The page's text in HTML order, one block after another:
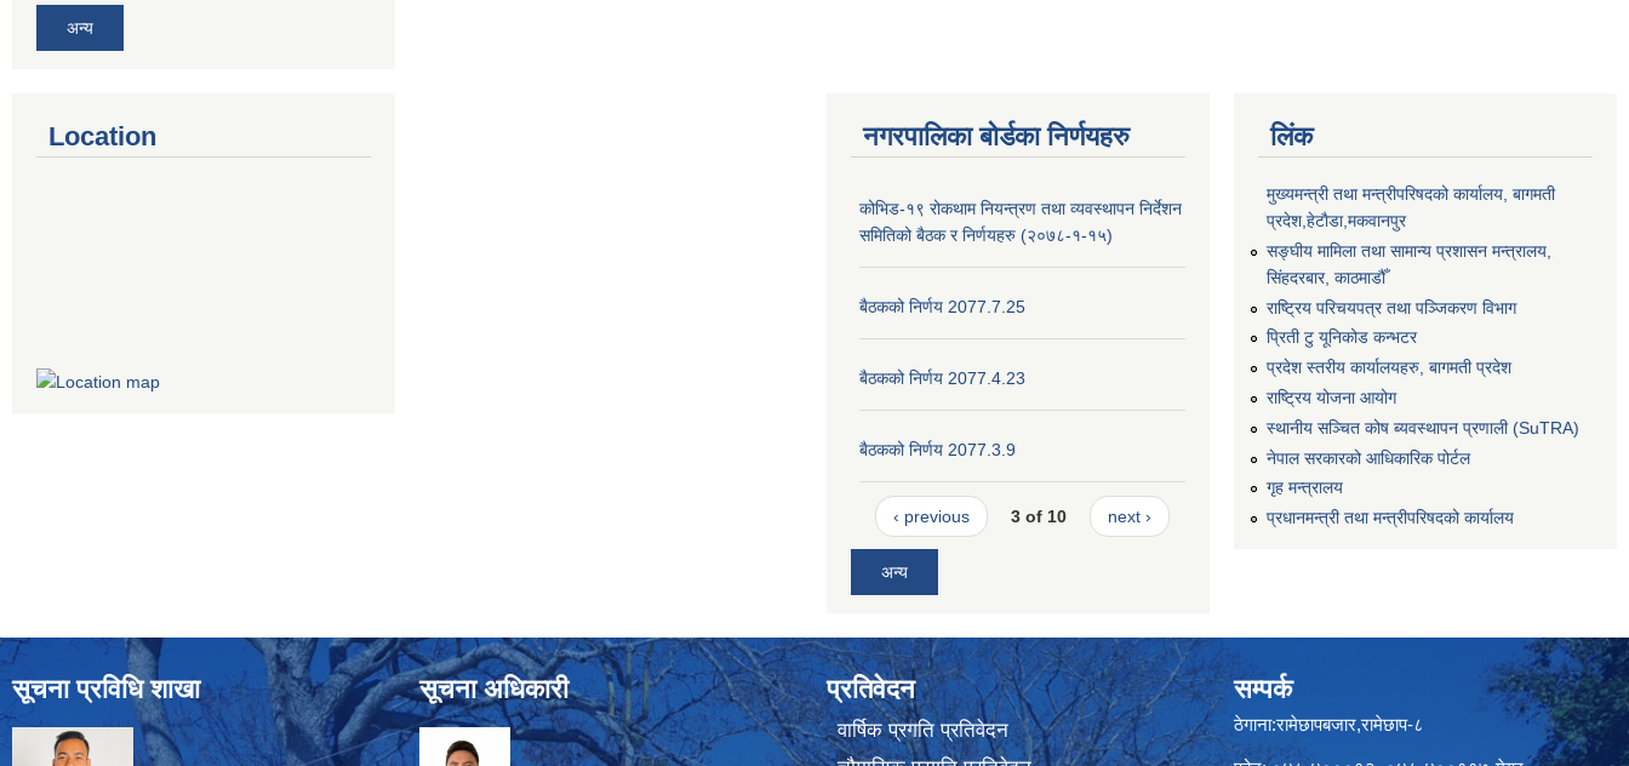
अन्य
Location नगरपालिका बोर्डका निर्णयहरु
कोभिड-१९ रोकथाम नियन्त्रण तथा व्यवस्थापन निर्देशन
समितिको बैठक र निर्णयहरु (२०७८-१-१५)
बैठकको निर्णय 2077.7.25
बैठकको निर्णय 2077.4.23
बैठकको निर्णय 2077.3.9
‹ previous 3 of 10 next ›
अन्य
लिंक
मुख्यमन्त्री तथा मन्त्रीपरिषदको कार्यालय, बागमती
प्रदेश,हेटाैडा,मकवानपुर
सङ्‍घीय मामिला तथा सामान्य प्रशासन मन्त्रालय,
सिंहदरबार, काठमाडौँ
राष्ट्रिय परिचयपत्र तथा पञ्जिकरण विभाग
प्रिती टु यूनिकोड कन्भटर
प्रदेश स्तरीय कार्यालयहरु, बागमती प्रदेश
राष्ट्रिय योजना आयोग
स्थानीय सञ्चित कोष ब्यवस्थापन प्रणाली (SuTRA)
नेपाल सरकारको आधिकारिक पोर्टल
गृह मन्त्रालय
प्रधानमन्त्री तथा मन्त्रीपरिषदको कार्यालय
सूचना प्रविधि शाखा सूचना अधिकारी प्रतिवेदन
वार्षिक प्रगति प्रतिवेदन
सम्पर्क
ठेगाना:रामेछापबजार,रामेछाप-८